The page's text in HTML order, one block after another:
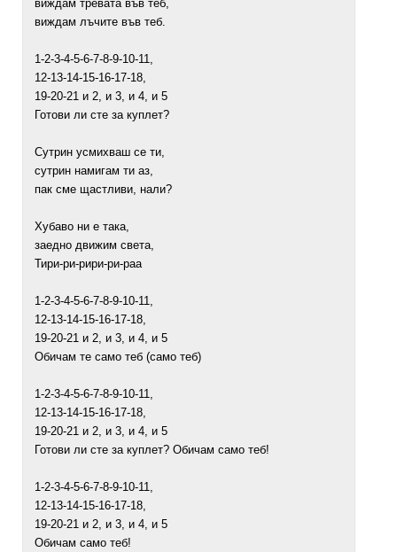
виждам тревата във теб,
виждам лъчите във теб.
1-2-3-4-5-6-7-8-9-10-11,
12-13-14-15-16-17-18,
19-20-21 и 2, и 3, и 4, и 5
Готови ли сте за куплет?
Сутрин усмихваш се ти,
сутрин намигам ти аз,
пак сме щастливи, нали?
Хубаво ни е така,
заедно движим света,
Тири-ри-рири-ри-раа
1-2-3-4-5-6-7-8-9-10-11,
12-13-14-15-16-17-18,
19-20-21 и 2, и 3, и 4, и 5
Обичам те само теб (само теб)
1-2-3-4-5-6-7-8-9-10-11,
12-13-14-15-16-17-18,
19-20-21 и 2, и 3, и 4, и 5
Готови ли сте за куплет? Обичам само теб!
1-2-3-4-5-6-7-8-9-10-11,
12-13-14-15-16-17-18,
19-20-21 и 2, и 3, и 4, и 5
Обичам само теб!